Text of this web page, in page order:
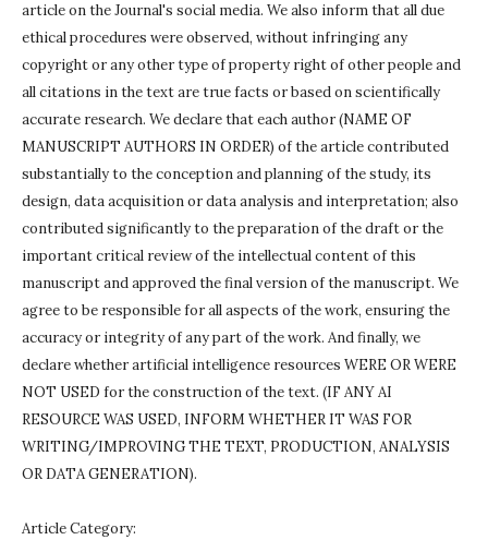
article on the Journal's social media. We also inform that all due
ethical procedures were observed, without infringing any
copyright or any other type of property right of other people and
all citations in the text are true facts or based on scientifically
accurate research. We declare that each author (NAME OF
MANUSCRIPT AUTHORS IN ORDER) of the article contributed
substantially to the conception and planning of the study, its
design, data acquisition or data analysis and interpretation; also
contributed significantly to the preparation of the draft or the
important critical review of the intellectual content of this
manuscript and approved the final version of the manuscript. We
agree to be responsible for all aspects of the work, ensuring the
accuracy or integrity of any part of the work. And finally, we
declare whether artificial intelligence resources WERE OR WERE
NOT USED for the construction of the text. (IF ANY AI
RESOURCE WAS USED, INFORM WHETHER IT WAS FOR
WRITING/IMPROVING THE TEXT, PRODUCTION, ANALYSIS
OR DATA GENERATION).
Article Category: